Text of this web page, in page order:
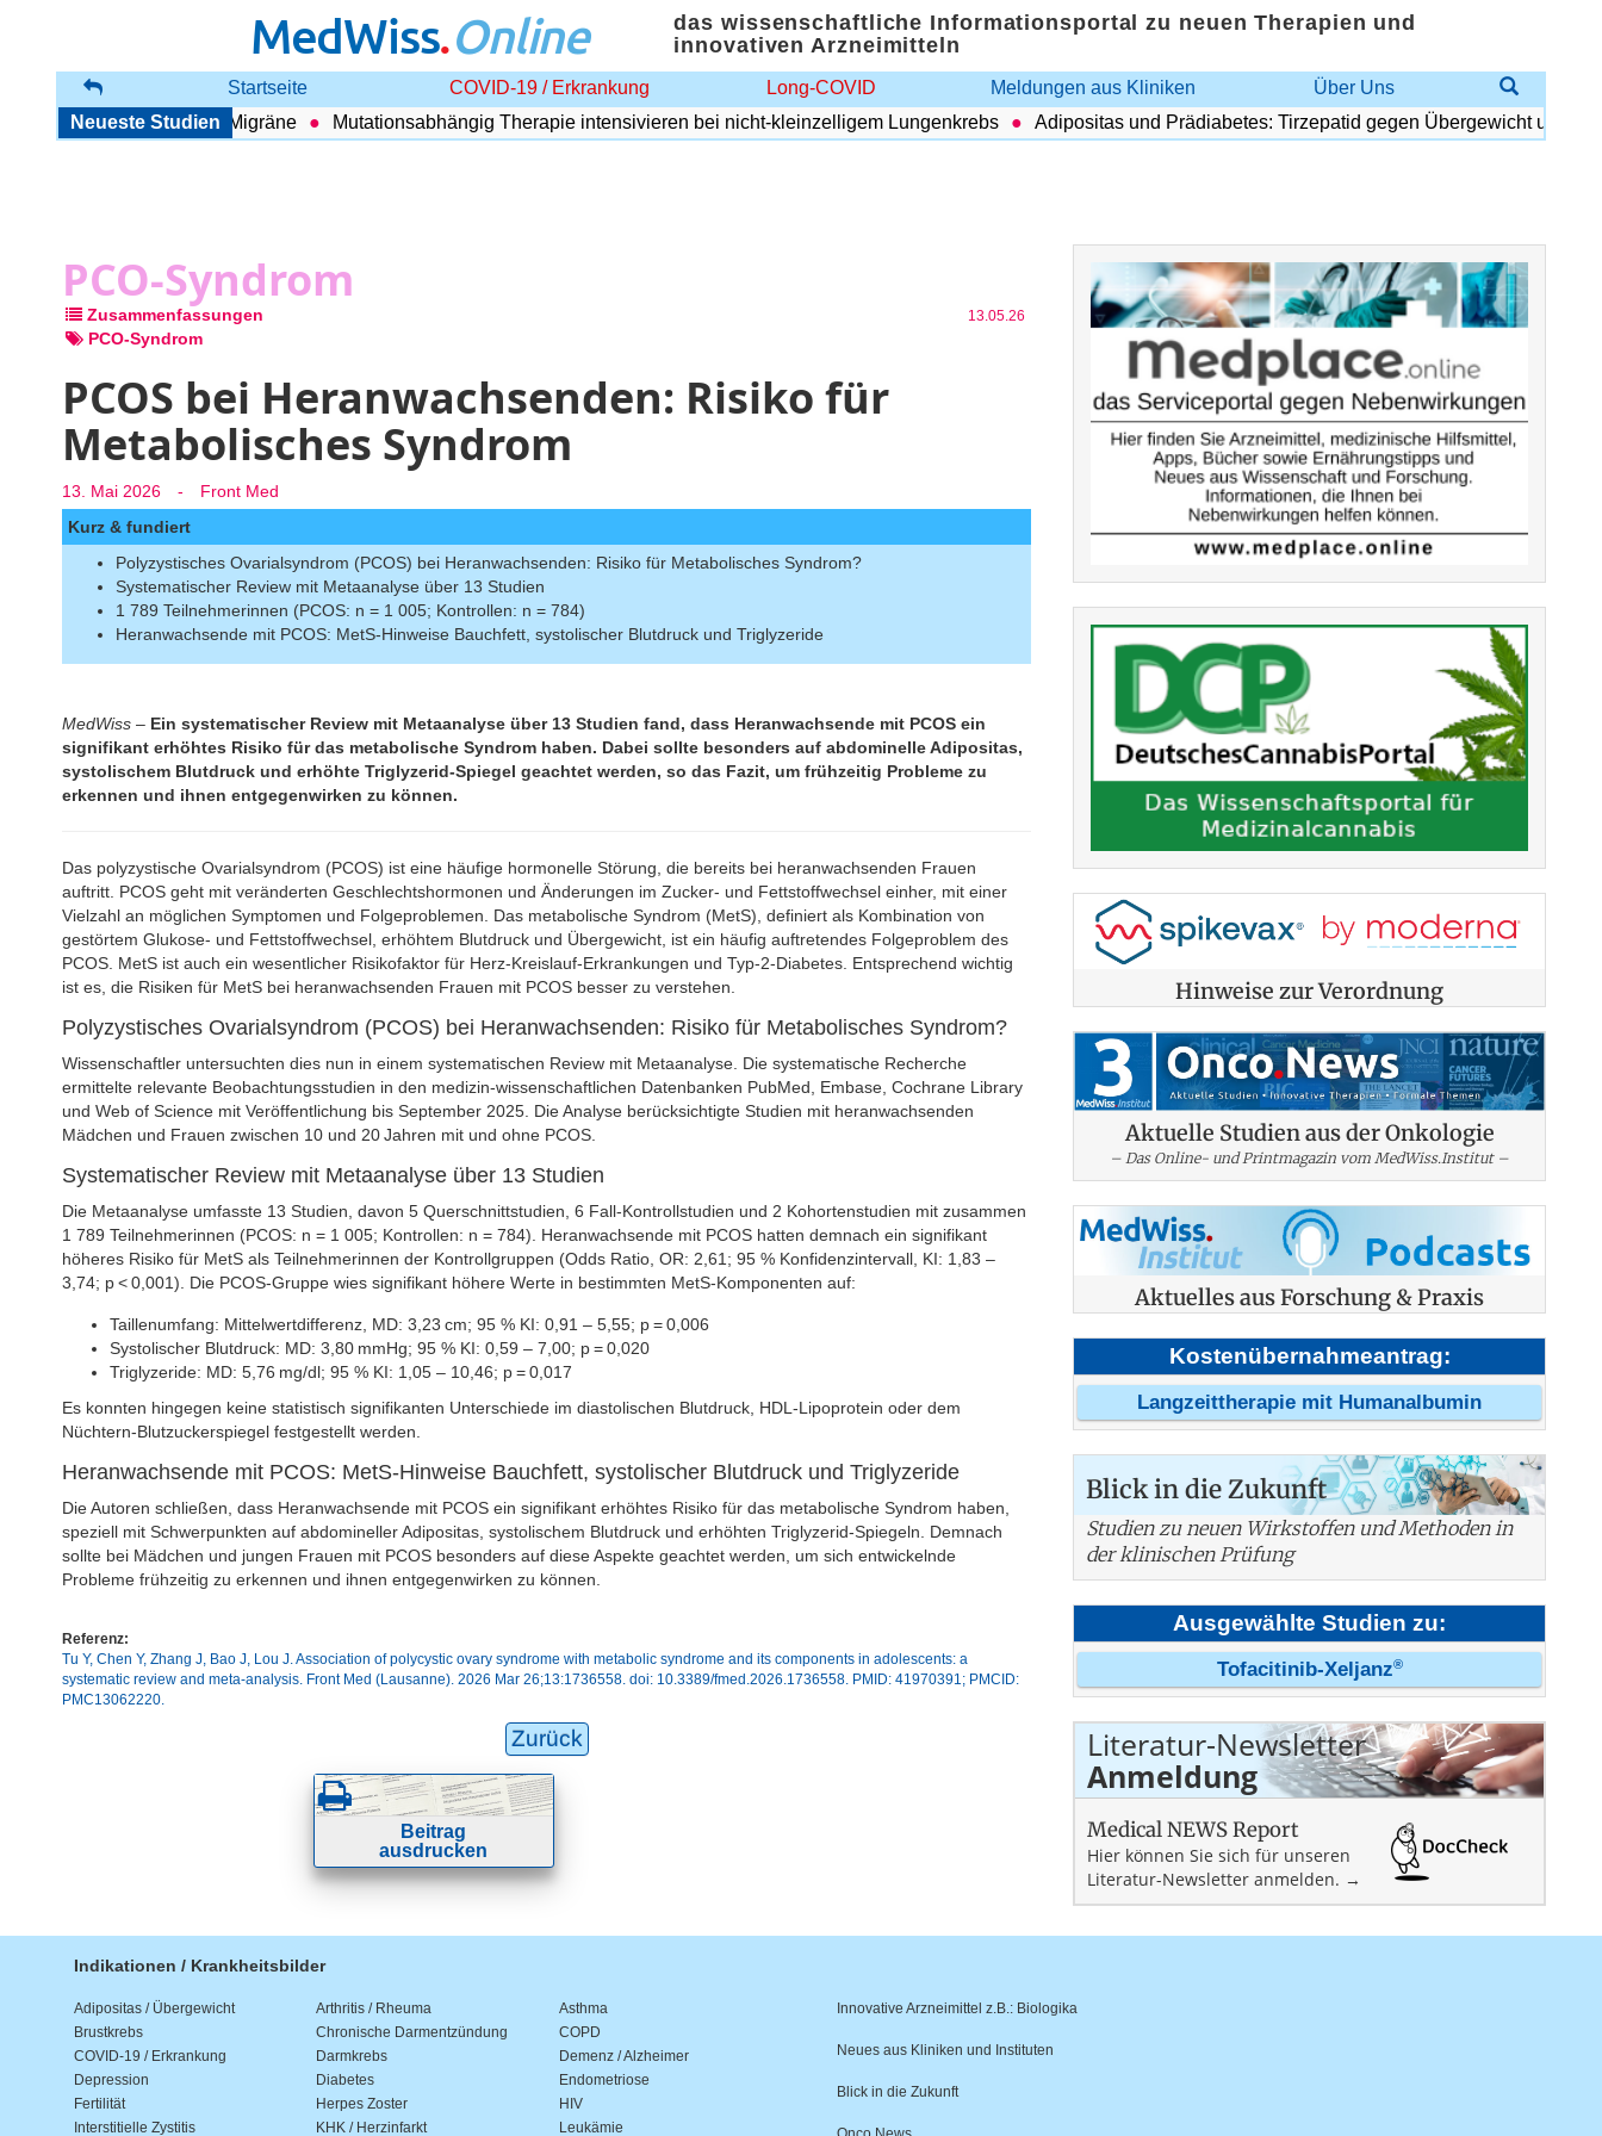
MedWiss.Online
das wissenschaftliche Informationsportal zu neuen Therapien und
innovativen Arzneimitteln
Startseite COVID-19 / Erkrankung Long-COVID Meldungen aus Kliniken
Über Uns
Neueste Studien
zwischen COPD und Migräne Mutationsabhängig Therapie intensivieren bei nicht-kleinzelligem Lungenkrebs Adipositas und Prädiabetes: Tirzepatid gegen Übergewicht und
PCO-Syndrom
Zusammenfassungen 13.05.26
PCO-Syndrom
PCOS bei Heranwachsenden: Risiko für
Metabolisches Syndrom
13. Mai 2026 -
Front Med
Kurz & fundiert
Polyzystisches Ovarialsyndrom (PCOS) bei Heranwachsenden: Risiko für Metabolisches Syndrom?
Systematischer Review mit Metaanalyse über 13 Studien
1 789 Teilnehmerinnen (PCOS: n = 1 005; Kontrollen: n = 784)
Heranwachsende mit PCOS: MetS-Hinweise Bauchfett, systolischer Blutdruck und Triglyzeride
MedWiss – Ein systematischer Review mit Metaanalyse über 13 Studien fand, dass Heranwachsende mit PCOS ein
signifikant erhöhtes Risiko für das metabolische Syndrom haben. Dabei sollte besonders auf abdominelle Adipositas,
systolischem Blutdruck und erhöhte Triglyzerid-Spiegel geachtet werden, so das Fazit, um frühzeitig Probleme zu
erkennen und ihnen entgegenwirken zu können.
Das polyzystische Ovarialsyndrom (PCOS) ist eine häufige hormonelle Störung, die bereits bei heranwachsenden Frauen
auftritt. PCOS geht mit veränderten Geschlechtshormonen und Änderungen im Zucker- und Fettstoffwechsel einher, mit einer
Vielzahl an möglichen Symptomen und Folgeproblemen. Das metabolische Syndrom (MetS), definiert als Kombination von
gestörtem Glukose- und Fettstoffwechsel, erhöhtem Blutdruck und Übergewicht, ist ein häufig auftretendes Folgeproblem des
PCOS. MetS ist auch ein wesentlicher Risikofaktor für Herz-Kreislauf-Erkrankungen und Typ-2-Diabetes. Entsprechend wichtig
ist es, die Risiken für MetS bei heranwachsenden Frauen mit PCOS besser zu verstehen.
Polyzystisches Ovarialsyndrom (PCOS) bei Heranwachsenden: Risiko für Metabolisches Syndrom?
Wissenschaftler untersuchten dies nun in einem systematischen Review mit Metaanalyse. Die systematische Recherche
ermittelte relevante Beobachtungsstudien in den medizin-wissenschaftlichen Datenbanken PubMed, Embase, Cochrane Library
und Web of Science mit Veröffentlichung bis September 2025. Die Analyse berücksichtigte Studien mit heranwachsenden
Mädchen und Frauen zwischen 10 und 20 Jahren mit und ohne PCOS.
Systematischer Review mit Metaanalyse über 13 Studien
Die Metaanalyse umfasste 13 Studien, davon 5 Querschnittstudien, 6 Fall-Kontrollstudien und 2 Kohortenstudien mit zusammen
1 789 Teilnehmerinnen (PCOS: n = 1 005; Kontrollen: n = 784). Heranwachsende mit PCOS hatten demnach ein signifikant
höheres Risiko für MetS als Teilnehmerinnen der Kontrollgruppen (Odds Ratio, OR: 2,61; 95 % Konfidenzintervall, KI: 1,83 –
3,74; p < 0,001). Die PCOS-Gruppe wies signifikant höhere Werte in bestimmten MetS-Komponenten auf:
Taillenumfang: Mittelwertdifferenz, MD: 3,23 cm; 95 % KI: 0,91 – 5,55; p = 0,006
Systolischer Blutdruck: MD: 3,80 mmHg; 95 % KI: 0,59 – 7,00; p = 0,020
Triglyzeride: MD: 5,76 mg/dl; 95 % KI: 1,05 – 10,46; p = 0,017
Es konnten hingegen keine statistisch signifikanten Unterschiede im diastolischen Blutdruck, HDL-Lipoprotein oder dem
Nüchtern-Blutzuckerspiegel festgestellt werden.
Heranwachsende mit PCOS: MetS-Hinweise Bauchfett, systolischer Blutdruck und Triglyzeride
Die Autoren schließen, dass Heranwachsende mit PCOS ein signifikant erhöhtes Risiko für das metabolische Syndrom haben,
speziell mit Schwerpunkten auf abdomineller Adipositas, systolischem Blutdruck und erhöhten Triglyzerid-Spiegeln. Demnach
sollte bei Mädchen und jungen Frauen mit PCOS besonders auf diese Aspekte geachtet werden, um sich entwickelnde
Probleme frühzeitig zu erkennen und ihnen entgegenwirken zu können.
Referenz:
Tu Y, Chen Y, Zhang J, Bao J, Lou J. Association of polycystic ovary syndrome with metabolic syndrome and its components in adolescents: a
systematic review and meta-analysis. Front Med (Lausanne). 2026 Mar 26;13:1736558. doi: 10.3389/fmed.2026.1736558. PMID: 41970391; PMCID:
PMC13062220.
Zurück
Beitrag
ausdrucken
Hinweise zur Verordnung
Aktuelle Studien aus der Onkologie
– Das Online- und Printmagazin vom MedWiss.Institut –
Aktuelles aus Forschung & Praxis
Kostenübernahmeantrag:
Langzeittherapie mit Humanalbumin
Blick in die Zukunft
Studien zu neuen Wirkstoffen und Methoden in
der klinischen Prüfung
Ausgewählte Studien zu:
Tofacitinib-Xeljanz®
Literatur-Newsletter
Anmeldung
Medical NEWS Report
Hier können Sie sich für unseren
Literatur-Newsletter anmelden. →
Indikationen / Krankheitsbilder
Adipositas / Übergewicht Arthritis / Rheuma
Asthma
Brustkrebs
Chronische Darmentzündung
COPD
COVID-19 / Erkrankung
Darmkrebs
Demenz / Alzheimer
Depression
Diabetes
Endometriose
Fertilität
Herpes Zoster
HIV
Interstitielle Zystitis
KHK / Herzinfarkt Leukämie
Innovative Arzneimittel z.B.: Biologika
Neues aus Kliniken und Instituten
Blick in die Zukunft